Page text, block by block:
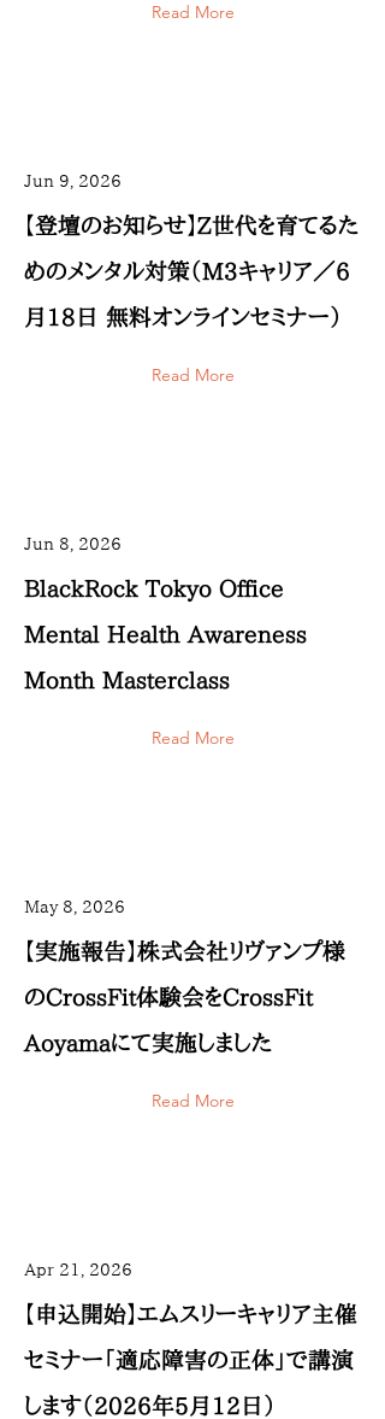
Read More
Jun 9, 2026
【登壇のお知らせ】Z世代を育てるた
めのメンタル対策（M3キャリア／6
月18日 無料オンラインセミナー）
Read More
Jun 8, 2026
BlackRock Tokyo Office
Mental Health Awareness
Month Masterclass
Read More
May 8, 2026
【実施報告】株式会社リヴァンプ様
のCrossFit体験会をCrossFit
Aoyamaにて実施しました
Read More
Apr 21, 2026
【申込開始】エムスリーキャリア主催
セミナー「適応障害の正体」で講演
します（2026年5月12日）